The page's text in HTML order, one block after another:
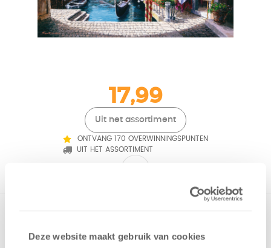
Deze website maakt gebruik van cookies
17,99
Uit het assortiment
ONTVANG 170 OVERWINNINGSPUNTEN
UIT HET ASSORTIMENT
topartiesten zoals Thomas Kinkade, Mark Gray en Phil Koch.